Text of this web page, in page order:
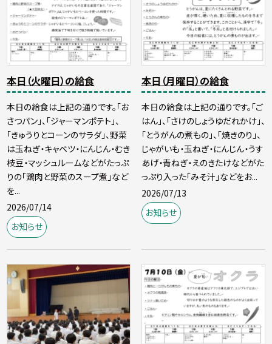
本日（火曜日）の給食
本日の給食は上記の通りです。「お
さつパン」、「ジャーマンポテト」、
「きゅうりとコーンのサラダ」、野菜
は玉ねぎ・キャベツ・にんじん・むき
枝豆・マッシュルームなどがたっぷ
りの「鶏肉と野菜のスープ煮」など
を...
2026/07/14
お知らせ
本日（月曜日）の給食
本日の給食は上記の通りです。「ご
はん」、「さけのしょうゆだれかけ」、
「とうがんの煮もの」、「焼きのり」、
じゃがいも・玉ねぎ・にんじん・うす
あげ・青ねぎ・えのきたけなどがた
っぷり入った「みそ汁」などをお...
2026/07/13
お知らせ